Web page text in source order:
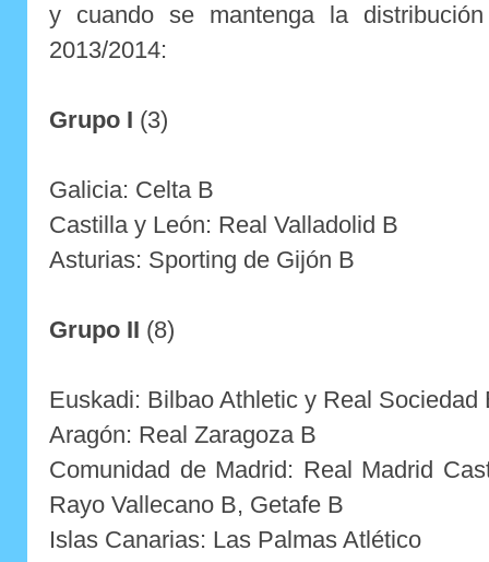
y cuando se mantenga la
2013/2014:
Grupo I (3)
Galicia: Celta B
Castilla y León: Real Valladolid B
Asturias: Sporting de Gijón B
Grupo II (8)
Euskadi: Bilbao Athletic y Real Sociedad
Aragón: Real Zaragoza B
Comunidad de Madrid: Real Madrid
Rayo Vallecano B, Getafe B
Islas Canarias: Las Palmas Atlético